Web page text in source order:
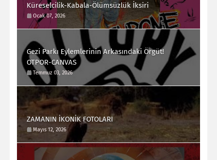
Küreselcilik-Kabala-Ölümsüzlük İksiri
Ocak 07, 2026
Gezi Parkı Eylemlerinin Arkasındaki Örgüt!
OTPOR-CANVAS
Temmuz 03, 2026
ZAMANIN İKONİK FOTOLARI
Mayıs 12, 2026